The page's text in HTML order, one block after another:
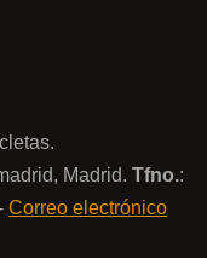
Madrid. Tfno.:
Correo electrónico